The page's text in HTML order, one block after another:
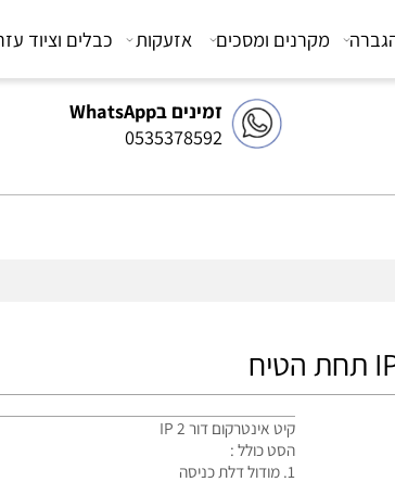
זמינים בWhatsApp
0535378592
מקרנים ומסכים אזעקות כבלים וציוד עזר
קיט אינטרקום דור 2 IP
הסט כולל :